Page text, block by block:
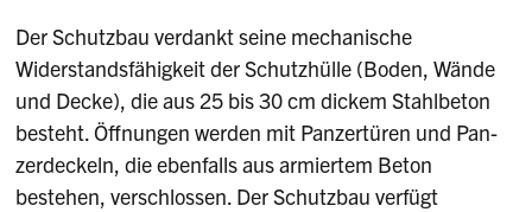
Der Schutzbau verdankt seine mechanische
Widerstandsfähigkeit der Schutzhülle (Boden, Wände
und Decke), die aus 25 bis 30 cm dickem Stahlbeton
besteht. Öffnungen werden mit Panzertüren und Pan­
zerdeckeln, die ebenfalls aus armiertem Beton
bestehen, verschlossen. Der Schutzbau verfügt